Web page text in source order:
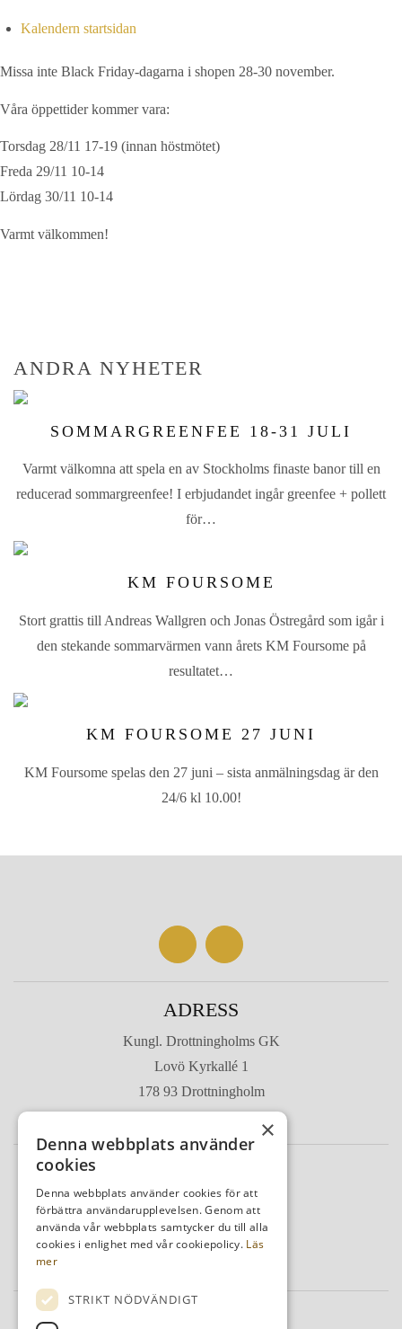
Kalendern startsidan
Missa inte Black Friday-dagarna i shopen 28-30 november.
Våra öppettider kommer vara:
Torsdag 28/11 17-19 (innan höstmötet)
Freda 29/11 10-14
Lördag 30/11 10-14
Varmt välkommen!
ANDRA NYHETER
SOMMARGREENFEE 18-31 JULI
Varmt välkomna att spela en av Stockholms finaste banor till en
reducerad sommargreenfee! I erbjudandet ingår greenfee + pollett
för…
KM FOURSOME
Stort grattis till Andreas Wallgren och Jonas Östregård som igår i
den stekande sommarvärmen vann årets KM Foursome på
resultatet…
KM FOURSOME 27 JUNI
KM Foursome spelas den 27 juni – sista anmälningsdag är den
24/6 kl 10.00!
ADRESS
Kungl. Drottningholms GK
Lovö Kyrkallé 1
178 93 Drottningholm
Sverige
Kansli
08-759 03 11
Reception08-759 00 85
×
Denna webbplats använder
cookies
Denna webbplats använder cookies för att
förbättra användarupplevelsen. Genom att
använda vår webbplats samtycker du till alla
cookies i enlighet med vår cookiepolicy. Läs
mer
STRIKT NÖDVÄNDIGT